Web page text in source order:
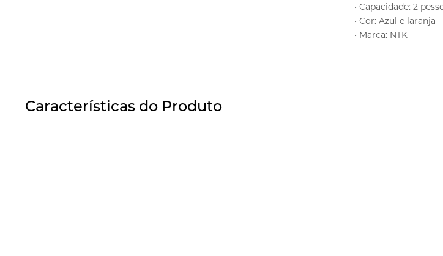
• Capacidade: 2
• Cor: Azul e laranja
• Marca: NTK
Características do Produto